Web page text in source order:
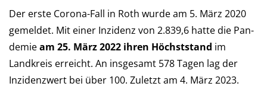
Der erste Corona-Fall in Roth wurde am 5. März 2020
ge­mel­det. Mit einer Inzi­denz von 2.839,6 hatte die Pan­
de­mieam 25. März 2022 ihren Höchst­stand im
Landkreis er­reicht. An ins­ge­samt 578 Tagen lag der
Inzi­denz­wert bei über 100. Zu­letzt am 4. März 2023.